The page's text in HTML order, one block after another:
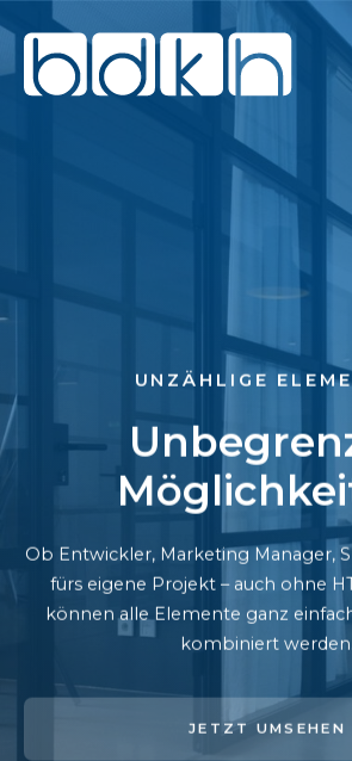
UNZÄHLIGE
Ob Entwickler, Marketing Manager,
fürs eigene Projekt – auch ohne
können alle Elemente ganz
kombiniert werden.
JETZT UMSEHEN